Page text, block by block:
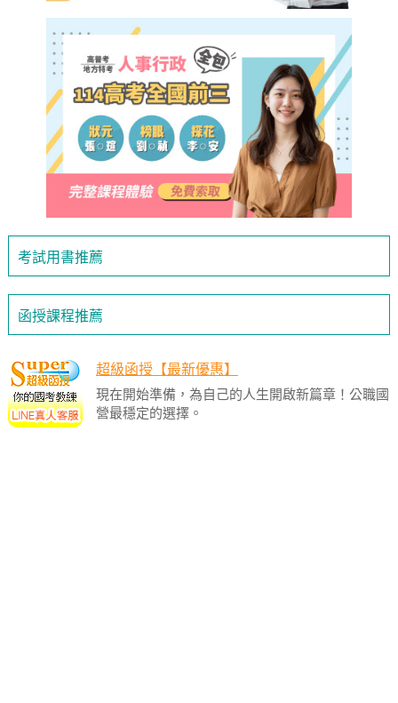
考試用書推薦
函授課程推薦
超級函授【最新優惠】
現在開始準備，為自己的人生開啟新篇章！公職國
營最穩定的選擇。